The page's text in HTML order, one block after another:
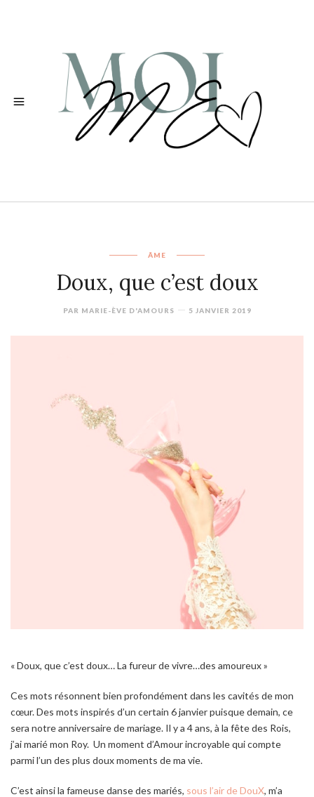
ÂME
Doux, que c’est doux
PAR MARIE-ÈVE D'AMOURS 5 JANVIER 2019
« Doux, que c’est doux… La fureur de vivre…des amoureux »
Ces mots résonnent bien profondément dans les cavités de mon
cœur. Des mots inspirés d’un certain 6 janvier puisque demain, ce
sera notre anniversaire de mariage. Il y a 4 ans, à la fête des Rois,
j’ai marié mon Roy. Un moment d’Amour incroyable qui compte
parmi l’un des plus doux moments de ma vie.
C’est ainsi la fameuse danse des mariés, sous l’air de DouX, m’a